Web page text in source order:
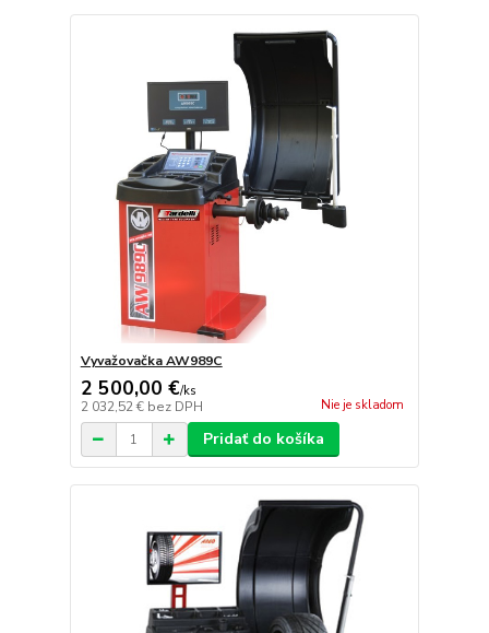
Vyvažovačka AW989C
2 500,00 €/ks
2 032,52 € bez DPH Nie je skladom
Pridať do košíka